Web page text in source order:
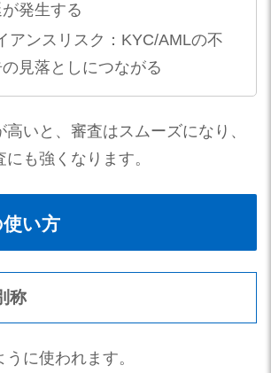
が発生する
アンスリスク：KYC/AMLの不
見落としにつながる
いと、審査はスムーズになり、
も強くなります。
い方
称
に使われます。